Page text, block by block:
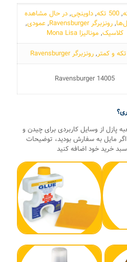
,500 تکه ,داوینچی,در حال مشاهده
,رونزبرگر Ravensburger , عمودی,
کلاسیک, مونالیزا Mona Lisa
,رونزبرگر Ravensburger
Ravensburger 14005
پازل از وسایل کاربردی برای چیدن و
مایل به سفارش بودید، توضیحات
خرید خود اضافه کنید